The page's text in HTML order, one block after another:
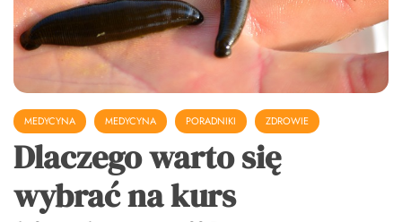
MEDYCYNA MEDYCYNA PORADNIKI ZDROWIE
Dlaczego warto się
wybrać na kurs